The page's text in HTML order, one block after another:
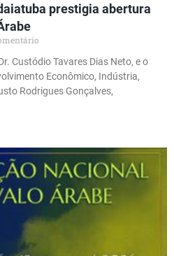
prestigia abertura
Custódio Tavares Dias Neto, e o
Econômico, Indústria,
Rodrigues Gonçalves,